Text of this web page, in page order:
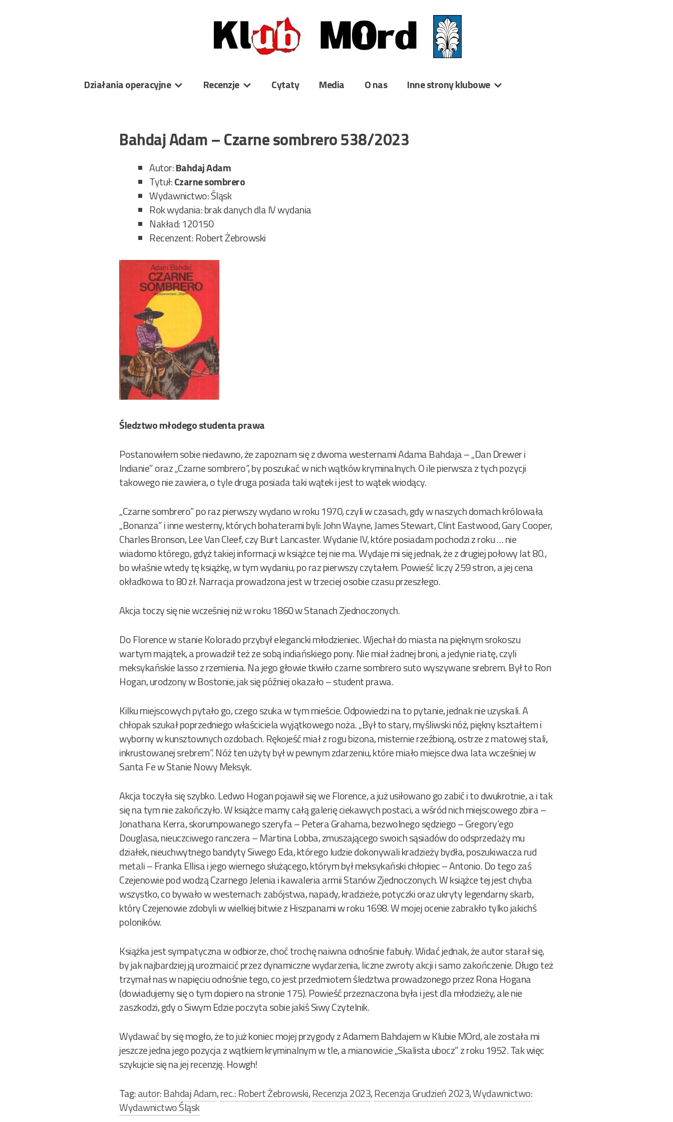
Działania operacyjne Recenzje Cytaty Media O nas Inne strony klubowe
Bahdaj Adam – Czarne sombrero 538/2023
Autor:Bahdaj Adam
Tytuł:Czarne sombrero
Wydawnictwo: Śląsk
Rok wydania: brak danych dla IV wydania
Nakład: 120150
Recenzent: Robert Żebrowski
Śledztwo młodego studenta prawa
Postanowiłem sobie niedawno, że zapoznam się z dwoma westernami Adama Bahdaja – „Dan Drewer i
Indianie” oraz „Czarne sombrero”, by poszukać w nich wątków kryminalnych. O ile pierwsza z tych pozycji
takowego nie zawiera, o tyle druga posiada taki wątek i jest to wątek wiodący.
„Czarne sombrero” po raz pierwszy wydano w roku 1970, czyli w czasach, gdy w naszych domach królowała
„Bonanza” i inne westerny, których bohaterami byli: John Wayne, James Stewart, Clint Eastwood, Gary Cooper,
Charles Bronson, Lee Van Cleef, czy Burt Lancaster. Wydanie IV, które posiadam pochodzi z roku … nie
wiadomo którego, gdyż takiej informacji w książce tej nie ma. Wydaje mi się jednak, że z drugiej połowy lat 80.,
bo właśnie wtedy tę książkę, w tym wydaniu, po raz pierwszy czytałem. Powieść liczy 259 stron, a jej cena
okładkowa to 80 zł. Narracja prowadzona jest w trzeciej osobie czasu przeszłego.
Akcja toczy się nie wcześniej niż w roku 1860 w Stanach Zjednoczonych.
Do Florence w stanie Kolorado przybył elegancki młodzieniec. Wjechał do miasta na pięknym srokoszu
wartym majątek, a prowadził też ze sobą indiańskiego pony. Nie miał żadnej broni, a jedynie riatę, czyli
meksykańskie lasso z rzemienia. Na jego głowie tkwiło czarne sombrero suto wyszywane srebrem. Był to Ron
Hogan, urodzony w Bostonie, jak się później okazało – student prawa.
Kilku miejscowych pytało go, czego szuka w tym mieście. Odpowiedzi na to pytanie, jednak nie uzyskali. A
chłopak szukał poprzedniego właściciela wyjątkowego noża. „Był to stary, myśliwski nóż, piękny kształtem i
wyborny w kunsztownych ozdobach. Rękojeść miał z rogu bizona, misternie rzeźbioną, ostrze z matowej stali,
inkrustowanej srebrem”. Nóż ten użyty był w pewnym zdarzeniu, które miało miejsce dwa lata wcześniej w
Santa Fe w Stanie Nowy Meksyk.
Akcja toczyła się szybko. Ledwo Hogan pojawił się we Florence, a już usiłowano go zabić i to dwukrotnie, a i tak
się na tym nie zakończyło. W książce mamy całą galerię ciekawych postaci, a wśród nich miejscowego zbira –
Jonathana Kerra, skorumpowanego szeryfa – Petera Grahama, bezwolnego sędziego – Gregory’ego
Douglasa, nieuczciwego ranczera – Martina Lobba, zmuszającego swoich sąsiadów do odsprzedaży mu
działek, nieuchwytnego bandyty Siwego Eda, którego ludzie dokonywali kradzieży bydła, poszukiwacza rud
metali – Franka Ellisa i jego wiernego służącego, którym był meksykański chłopiec – Antonio. Do tego zaś
Czejenowie pod wodzą Czarnego Jelenia i kawaleria armii Stanów Zjednoczonych. W książce tej jest chyba
wszystko, co bywało w westernach: zabójstwa, napady, kradzieże, potyczki oraz ukryty legendarny skarb,
który Czejenowie zdobyli w wielkiej bitwie z Hiszpanami w roku 1698. W mojej ocenie zabrakło tylko jakichś
poloników.
Książka jest sympatyczna w odbiorze, choć trochę naiwna odnośnie fabuły. Widać jednak, że autor starał się,
by jak najbardziej ją urozmaicić przez dynamiczne wydarzenia, liczne zwroty akcji i samo zakończenie. Długo też
trzymał nas w napięciu odnośnie tego, co jest przedmiotem śledztwa prowadzonego przez Rona Hogana
(dowiadujemy się o tym dopiero na stronie 175). Powieść przeznaczona była i jest dla młodzieży, ale nie
zaszkodzi, gdy o Siwym Edzie poczyta sobie jakiś Siwy Czytelnik.
Wydawać by się mogło, że to już koniec mojej przygody z Adamem Bahdajem w Klubie MOrd, ale została mi
jeszcze jedna jego pozycja z wątkiem kryminalnym w tle, a mianowicie „Skalista ubocz” z roku 1952. Tak więc
szykujcie się na jej recenzję. Howgh!
Tag:autor: Bahdaj Adam,rec.: Robert Żebrowski,Recenzja 2023,Recenzja Grudzień 2023,Wydawnictwo:
Wydawnictwo Śląsk